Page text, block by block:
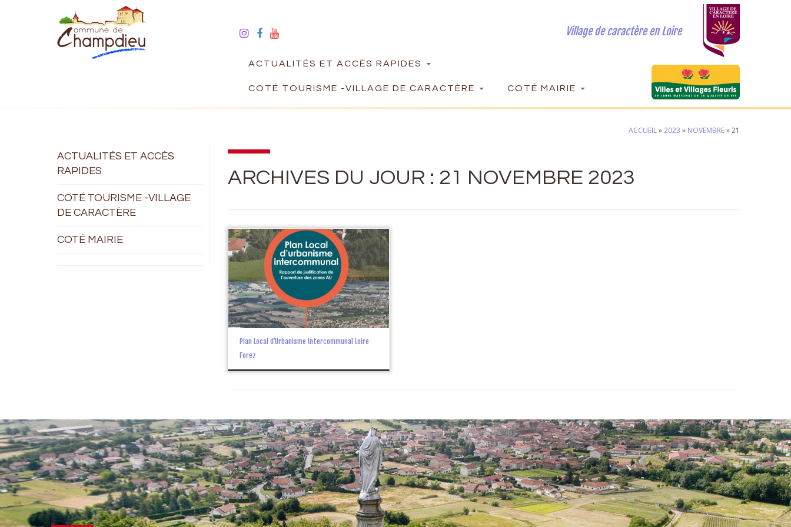
Village de caractère en Loire
ACTUALITÉS ET ACCÈS RAPIDES
COTÉ TOURISME -VILLAGE DE CARACTÈRE COTÉ MAIRIE
ACCUEIL»2023 » NOVEMBRE»21
ACTUALITÉS ET ACCÈS
RAPIDES
COTÉ TOURISME -VILLAGE
DE CARACTÈRE
COTÉ MAIRIE
ARCHIVES DU JOUR : 21 NOVEMBRE 2023
Plan Local d’Urbanisme Intercommunal Loire
Forez